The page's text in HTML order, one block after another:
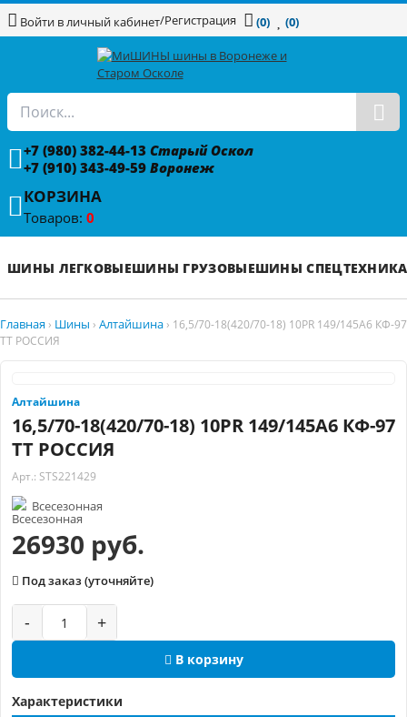
Войти в личный кабинет/Регистрация (0) (0)
+7 (980) 382-44-13 Старый Оскол
+7 (910) 343-49-59 Воронеж
КОРЗИНА
Товаров: 0
ШИНЫ ЛЕГКОВЫЕШИНЫ ГРУЗОВЫЕШИНЫ СПЕЦТЕХНИКА
Главная › Шины › Алтайшина › 16,5/70-18(420/70-18) 10PR 149/145A6 КФ-97
TT РОССИЯ
Алтайшина
16,5/70-18(420/70-18) 10PR 149/145A6 КФ-97
TT РОССИЯ
Арт.: STS221429
Всесезонная
26930 руб.
Под заказ (уточняйте)
- +
В корзину
Характеристики